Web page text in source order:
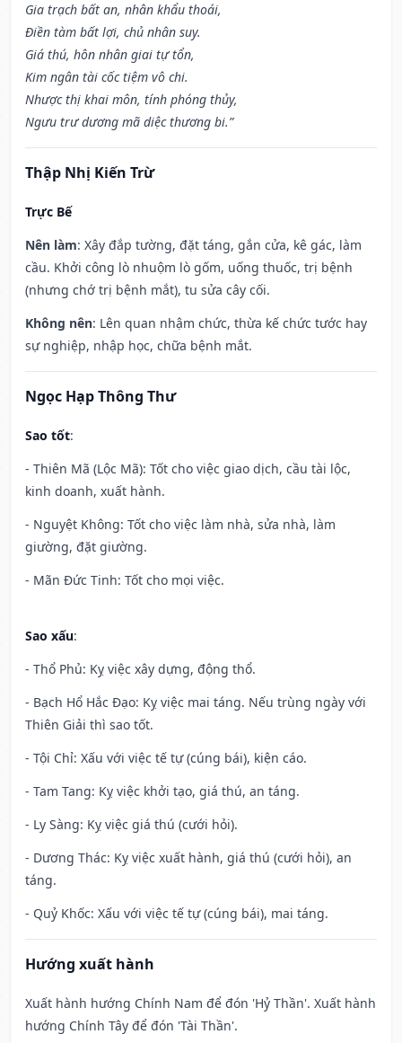
Gia trạch bất an, nhân khẩu thoái,
Điền tàm bất lợi, chủ nhân suy.
Giá thú, hôn nhân giai tự tổn,
Kim ngân tài cốc tiệm vô chi.
Nhược thị khai môn, tính phóng thủy,
Ngưu trư dương mã diệc thương bi.”
Thập Nhị Kiến Trừ
Trực Bế
Nên làm: Xây đắp tường, đặt táng, gắn cửa, kê gác, làm
cầu. Khởi công lò nhuộm lò gốm, uống thuốc, trị bệnh
(nhưng chớ trị bệnh mắt), tu sửa cây cối.
Không nên: Lên quan nhậm chức, thừa kế chức tước hay
sự nghiệp, nhập học, chữa bệnh mắt.
Ngọc Hạp Thông Thư
Sao tốt:
- Thiên Mã (Lộc Mã): Tốt cho việc giao dịch, cầu tài lộc,
kinh doanh, xuất hành.
- Nguyệt Không: Tốt cho việc làm nhà, sửa nhà, làm
giường, đặt giường.
- Mãn Đức Tinh: Tốt cho mọi việc.
Sao xấu:
- Thổ Phủ: Kỵ việc xây dựng, động thổ.
- Bạch Hổ Hắc Đạo: Kỵ việc mai táng. Nếu trùng ngày với
Thiên Giải thì sao tốt.
- Tội Chỉ: Xấu với việc tế tự (cúng bái), kiện cáo.
- Tam Tang: Kỵ việc khởi tạo, giá thú, an táng.
- Ly Sàng: Kỵ việc giá thú (cưới hỏi).
- Dương Thác: Kỵ việc xuất hành, giá thú (cưới hỏi), an
táng.
- Quỷ Khốc: Xấu với việc tế tự (cúng bái), mai táng.
Hướng xuất hành
Xuất hành hướng Chính Nam để đón 'Hỷ Thần'. Xuất hành
hướng Chính Tây để đón 'Tài Thần'.